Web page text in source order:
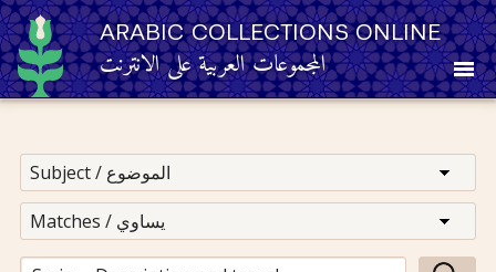
ARABIC COLLECTIONS ONLINE
المجموعات العربية على الانترنت
Other Resources
Browse